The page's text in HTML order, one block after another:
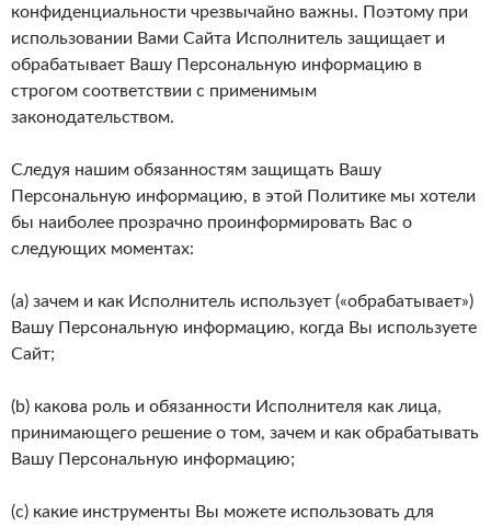
конфиденциальности чрезвычайно важны. Поэтому при
использовании Вами Сайта Исполнитель защищает и
обрабатывает Вашу Персональную информацию в
строгом соответствии с применимым
законодательством.
Следуя нашим обязанностям защищать Вашу
Персональную информацию, в этой Политике мы хотели
бы наиболее прозрачно проинформировать Вас о
следующих моментах:
(a) зачем и как Исполнитель использует («обрабатывает»)
Вашу Персональную информацию, когда Вы используете
Сайт;
(b) какова роль и обязанности Исполнителя как лица,
принимающего решение о том, зачем и как обрабатывать
Вашу Персональную информацию;
(c) какие инструменты Вы можете использовать для